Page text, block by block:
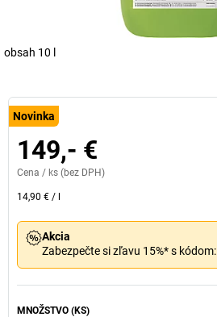
obsah 10 l
Novinka
149,- €
Cena / ks (bez DPH)
14,90 € /
Akcia
Zabezpečte si zľavu 15%* s kódom:
MNOŽSTVO (KS)